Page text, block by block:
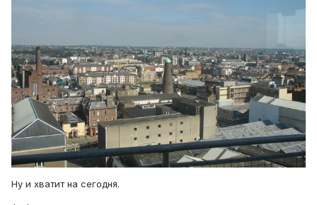
Ну и хватит на сегодня.